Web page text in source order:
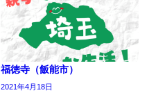
福徳寺（飯能市）
2021年4月18日